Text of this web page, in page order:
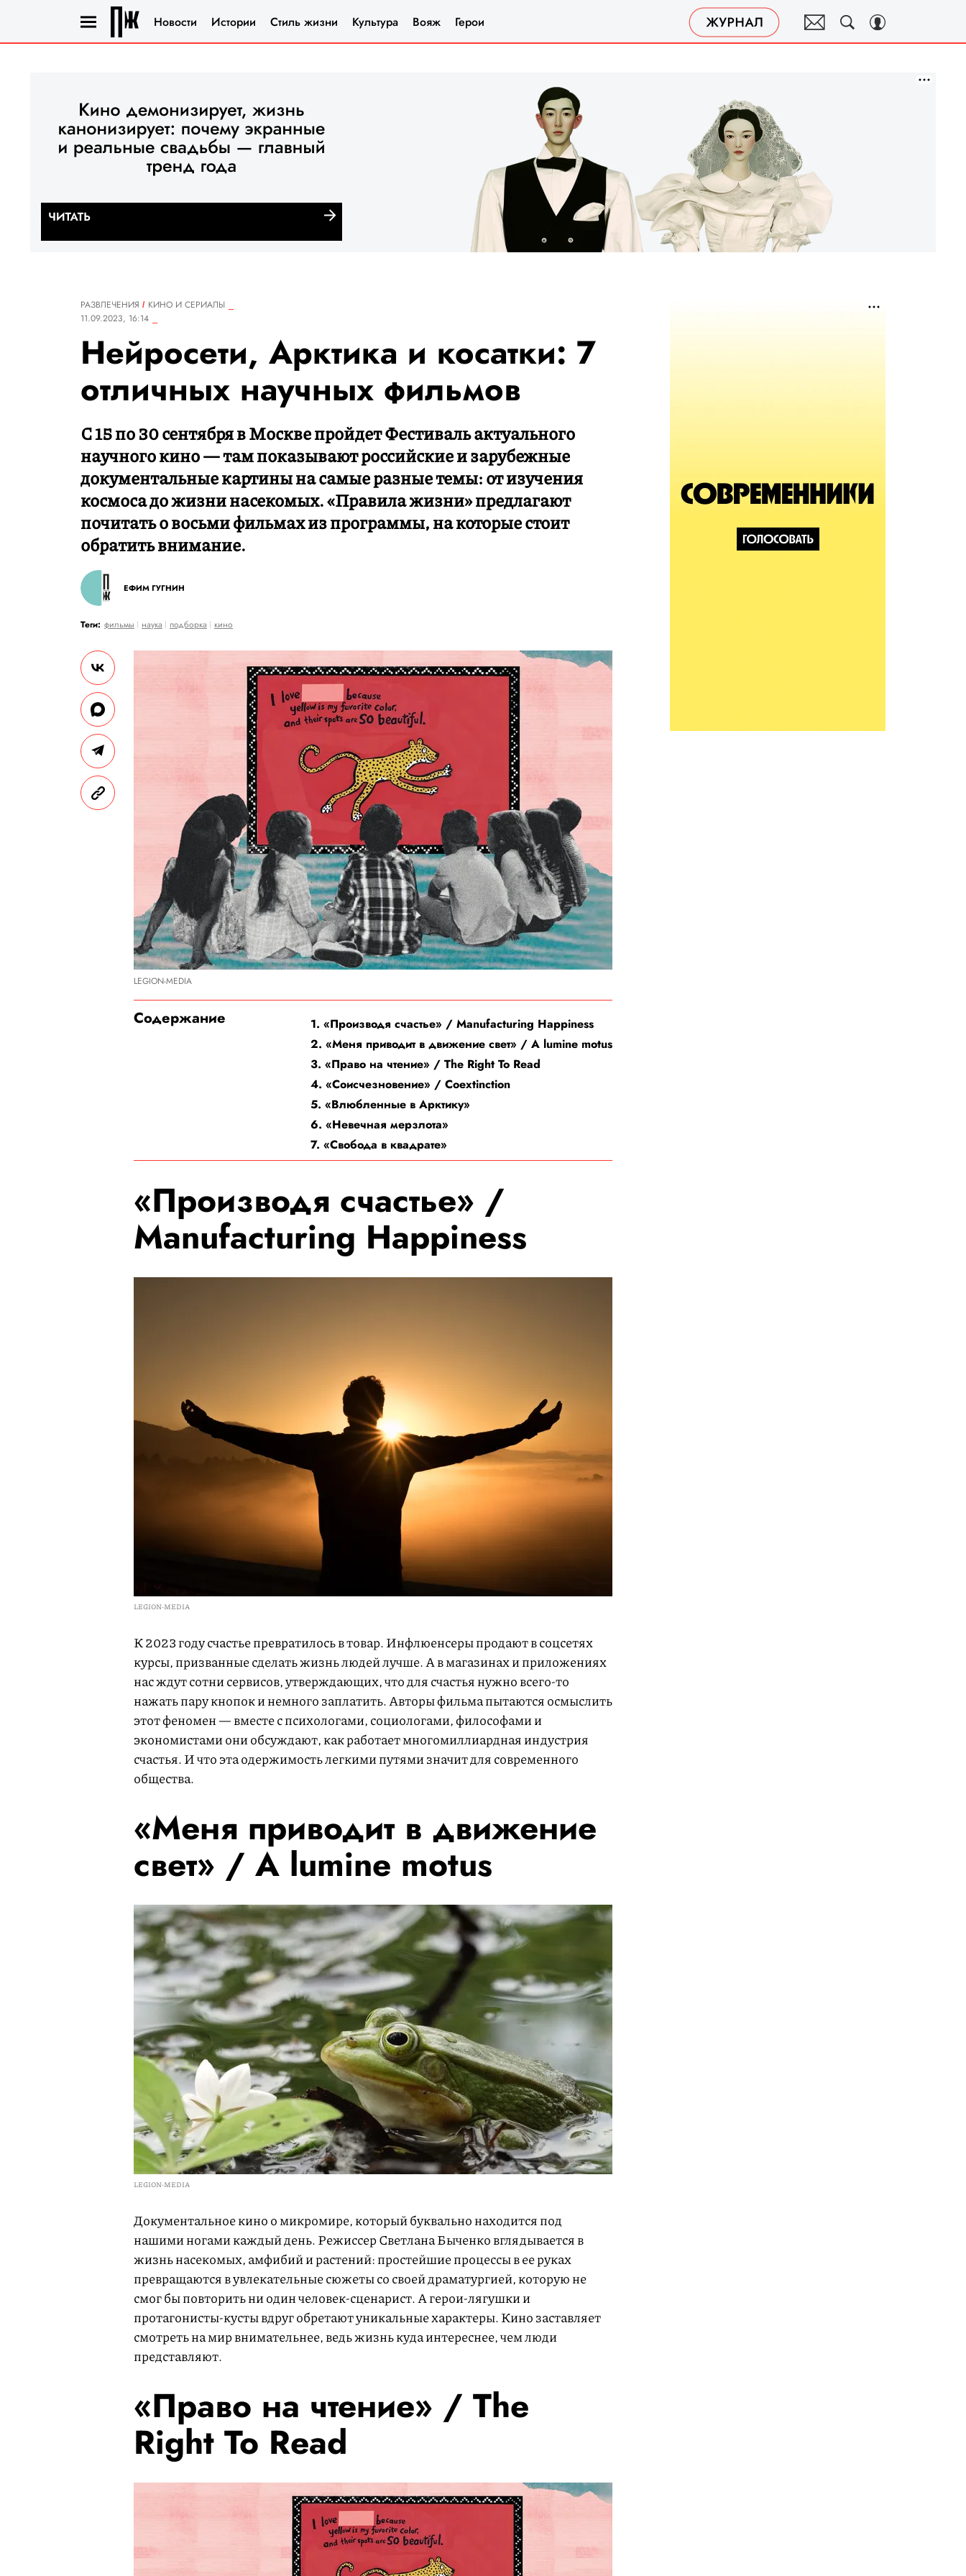
Новости Истории Стиль жизни Культура Вояж Герои
РАЗВЛЕЧЕНИЯ
КИНО И СЕРИАЛЫ
11.09.2023, 16:14
Нейросети, Арктика и косатки: 7
отличных научных фильмов
С 15 по 30 сентября в Москве пройдет Фестиваль актуального
научного кино — там показывают российские и зарубежные
документальные картины на самые разные темы: от изучения
космоса до жизни насекомых. «Правила жизни» предлагают
почитать о восьми фильмах из программы, на которые стоит
обратить внимание.
ЕФИМ ГУГНИН
Теги: фильмы наука подборка кино
LEGION-MEDIA
Содержание
1. «Производя счастье» / Manufacturing Happiness
2. «Меня приводит в движение свет» / A lumine motus
3. «Право на чтение» / The Right To Read
4. «Соисчезновение» / Coextinction
5. «Влюбленные в Арктику»
6. «Невечная мерзлота»
7. «Свобода в квадрате»
«Производя счастье» /
Manufacturing Happiness
LEGION-MEDIA
К 2023 году счастье превратилось в товар. Инфлюенсеры продают в соцсетях
курсы, призванные сделать жизнь людей лучше. А в магазинах и приложениях
нас ждут сотни сервисов, утверждающих, что для счастья нужно всего-то
нажать пару кнопок и немного заплатить. Авторы фильма пытаются осмыслить
этот феномен — вместе с психологами, социологами, философами и
экономистами они обсуждают, как работает многомиллиардная индустрия
счастья. И что эта одержимость легкими путями значит для современного
общества.
«Меня приводит в движение
свет» / A lumine motus
LEGION-MEDIA
Документальное кино о микромире, который буквально находится под
нашими ногами каждый день. Режиссер Светлана Быченко вглядывается в
жизнь насекомых, амфибий и растений: простейшие процессы в ее руках
превращаются в увлекательные сюжеты со своей драматургией, которую не
смог бы повторить ни один человек-сценарист. А герои-лягушки и
протагонисты-кусты вдруг обретают уникальные характеры. Кино заставляет
смотреть на мир внимательнее, ведь жизнь куда интереснее, чем люди
представляют.
«Право на чтение» / The
Right To Read